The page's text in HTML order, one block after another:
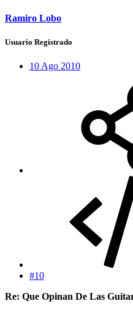
Ramiro Lobo
Usuario Registrado
10 Ago 2010
#10
Re: Que Opinan De Las